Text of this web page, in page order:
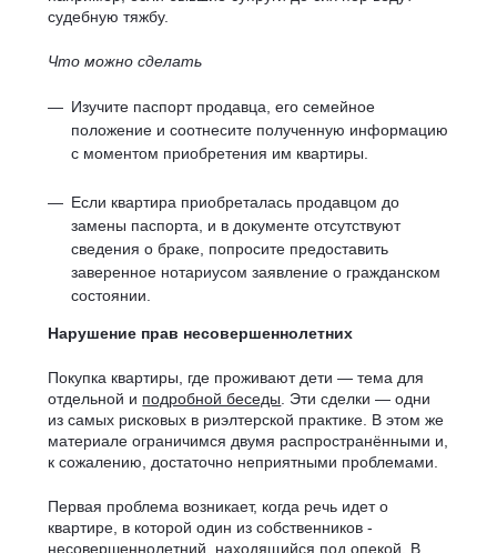
судебную тяжбу.
Что можно сделать
Изучите паспорт продавца, его семейное
положение и соотнесите полученную информацию
с моментом приобретения им квартиры.
Если квартира приобреталась продавцом до
замены паспорта, и в документе отсутствуют
сведения о браке, попросите предоставить
заверенное нотариусом заявление о гражданском
состоянии.
Нарушение прав несовершеннолетних
Покупка квартиры, где проживают дети — тема для
отдельной и подробной беседы . Эти сделки — одни
из самых рисковых в риэлтерской практике. В этом же
материале ограничимся двумя распространёнными и,
к сожалению, достаточно неприятными проблемами.
Первая проблема возникает, когда речь идет о
квартире, в которой один из собственников -
несовершеннолетний, находящийся под опекой. В